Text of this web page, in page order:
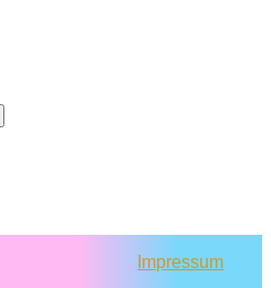
Impressum